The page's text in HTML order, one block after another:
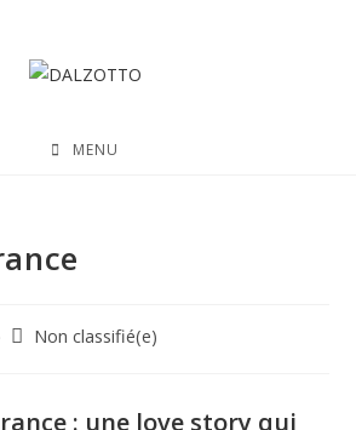
MENU
Non classifié(e)
: une love story qui